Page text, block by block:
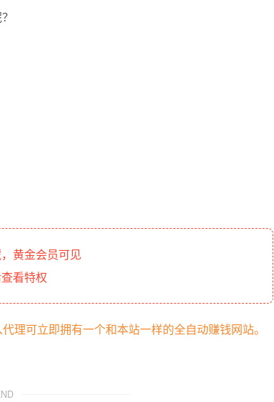
黄金会员可见
看特权
理可立即拥有一个和本站一样的全自动赚钱网站。